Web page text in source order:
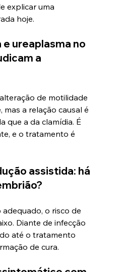
explicar uma
hoje.
e ureaplasma no
a
de motilidade
mas a relação causal é
que a da clamídia. É
e o tratamento é
assistida: há
o risco de
Diante de infecção
até o tratamento
de cura.